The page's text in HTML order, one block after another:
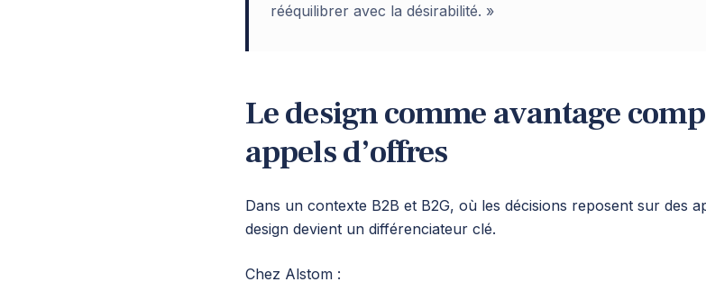
rééquilibrer avec la désirabilité. »
Le design comme avantage
appels d’offres
Dans un contexte B2B et B2G, où les décisions reposent sur des
design devient un différenciateur clé.
Chez Alstom :